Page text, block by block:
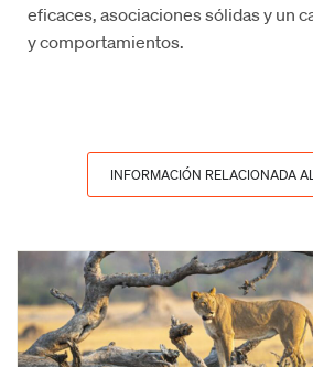
eficaces, asociaciones sólidas y un
y comportamientos.
INFORMACIÓN RELACIONADA